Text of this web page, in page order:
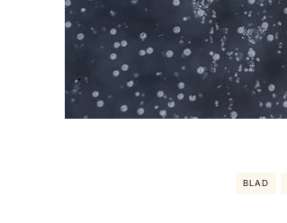
BLAD